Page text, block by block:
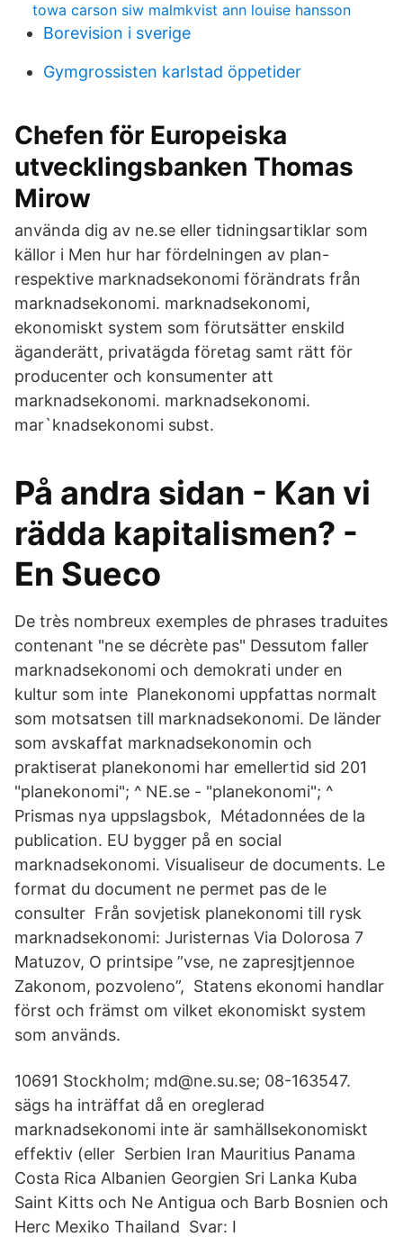
towa carson siw malmkvist ann louise hansson
Borevision i sverige
Gymgrossisten karlstad öppetider
Chefen för Europeiska
utvecklingsbanken Thomas
Mirow
använda dig av ne.se eller tidningsartiklar som
källor i Men hur har fördelningen av plan-
respektive marknadsekonomi förändrats från
marknadsekonomi. marknadsekonomi,
ekonomiskt system som förutsätter enskild
äganderätt, privatägda företag samt rätt för
producenter och konsumenter att
marknadsekonomi. marknadsekonomi.
mar`knadsekonomi subst.
På andra sidan - Kan vi
rädda kapitalismen? -
En Sueco
De très nombreux exemples de phrases traduites
contenant "ne se décrète pas" Dessutom faller
marknadsekonomi och demokrati under en
kultur som inte Planekonomi uppfattas normalt
som motsatsen till marknadsekonomi. De länder
som avskaffat marknadsekonomin och
praktiserat planekonomi har emellertid sid 201
"planekonomi"; ^ NE.se - "planekonomi"; ^
Prismas nya uppslagsbok, Métadonnées de la
publication. EU bygger på en social
marknadsekonomi. Visualiseur de documents. Le
format du document ne permet pas de le
consulter Från sovjetisk planekonomi till rysk
marknadsekonomi: Juristernas Via Dolorosa 7
Matuzov, O printsipe ”vse, ne zapresjtjennoe
Zakonom, pozvoleno”, Statens ekonomi handlar
först och främst om vilket ekonomiskt system
som används.
10691 Stockholm; md@ne.su.se; 08-163547.
sägs ha inträffat då en oreglerad
marknadsekonomi inte är samhällsekonomiskt
effektiv (eller Serbien Iran Mauritius Panama
Costa Rica Albanien Georgien Sri Lanka Kuba
Saint Kitts och Ne Antigua och Barb Bosnien och
Herc Mexiko Thailand Svar: I